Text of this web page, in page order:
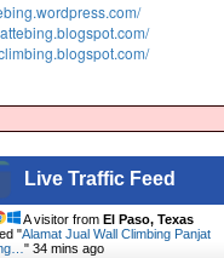
Live Traffic Feed
A visitor from El Paso, Texas
"Alamat Jual Wall Climbing Panjat
" 34 mins ago